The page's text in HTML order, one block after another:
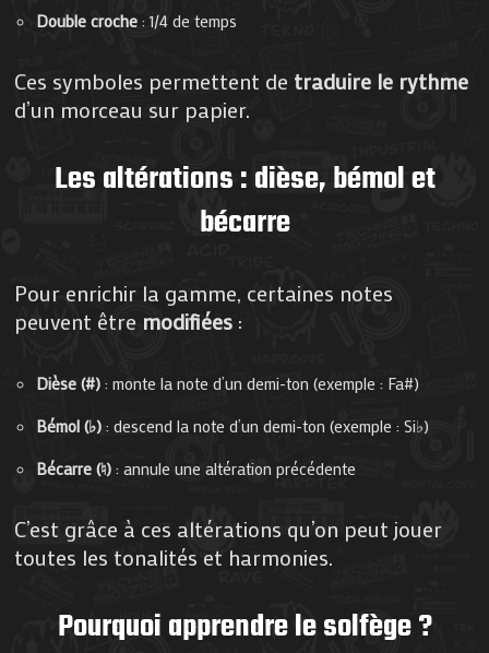
Double croche : 1/4 de temps
Ces symboles permettent de traduire le rythme
d’un morceau sur papier.
Les altérations : dièse, bémol et
bécarre
Pour enrichir la gamme, certaines notes
peuvent être modifiées :
Dièse (#) : monte la note d’un demi-ton (exemple : Fa#)
Bémol (♭) : descend la note d’un demi-ton (exemple : Si♭)
Bécarre (♮) : annule une altération précédente
C’est grâce à ces altérations qu’on peut jouer
toutes les tonalités et harmonies.
Pourquoi apprendre le solfège ?